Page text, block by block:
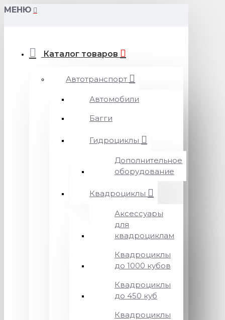
МЕНЮ
Каталог товаров
Автотранспорт
Автомобили
Багги
Гидроциклы
Дополнительное
оборудование
Квадроциклы
Аксессуары
для
квадроциклам
Квадроциклы
до 1000 кубов
Квадроциклы
до 450 куб
Квадроциклы